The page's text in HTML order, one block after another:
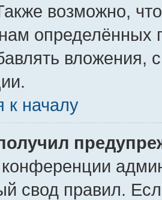
возможно,
определённых
вложения,
к началу
свод правил.